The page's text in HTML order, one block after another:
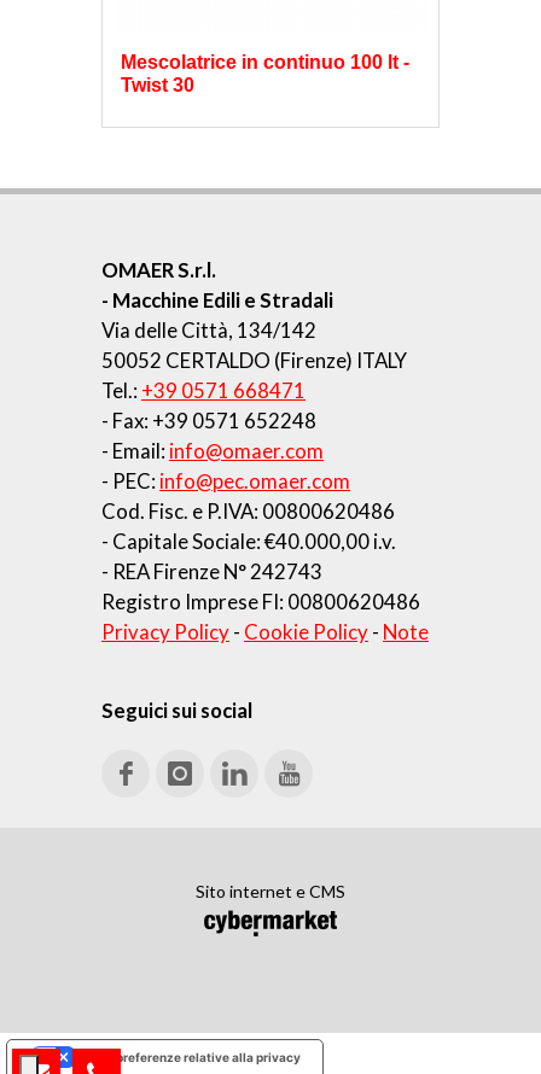
Mescolatrice in continuo 100 lt -
Twist 30
OMAER S.r.l.
- Macchine Edili e Stradali
Via delle Città, 134/142
50052 CERTALDO (Firenze) ITALY
Tel.: +39 0571 668471
- Fax: +39 0571 652248
- Email: info@omaer.com
- PEC: info@pec.omaer.com
Cod. Fisc. e P.IVA: 00800620486
- Capitale Sociale: €40.000,00 i.v.
- REA Firenze N° 242743
Registro Imprese FI: 00800620486
Privacy Policy- Cookie Policy- Note
Seguici sui social
Sito internet e CMS
Le tue preferenze relative alla privacy